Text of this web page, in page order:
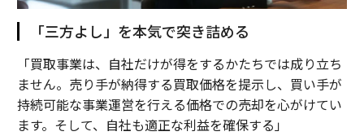
「三方よし」を本気で突き詰める
「買取事業は、自社だけが得をするかたちでは成り立ち
ません。売り手が納得する買取価格を提示し、買い手が
持続可能な事業運営を行える価格での売却を心がけてい
ます。そして、自社も適正な利益を確保する」